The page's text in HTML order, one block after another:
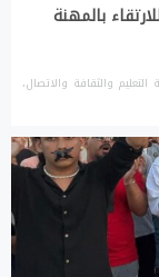
بالمهنة
والثقافة والاتصال،